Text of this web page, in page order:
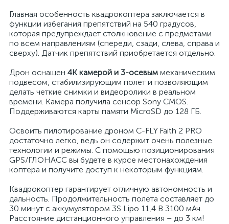
Главная особенность квадрокоптера заключается в
функции избегания препятствий на 540 градусов,
которая предупреждает столкновение с предметами
по всем направлениям (спереди, сзади, слева, справа и
сверху). Датчик препятствий приобретается отдельно.
Дрон оснащен 4K камерой и 3-осевым механическим
подвесом, стабилизирующим полет и позволяющим
делать четкие снимки и видеоролики в реальном
времени. Камера получила сенсор Sony CMOS.
Поддерживаются карты памяти MicroSD до 128 ГБ.
Освоить пилотирование дроном C-FLY Faith 2 PRO
достаточно легко, ведь он содержит очень полезные
технологии и режимы. С помощью позиционирования
GPS/ГЛОНАСС вы будете в курсе местонахождения
коптера и получите доступ к некоторым функциям.
Квадрокоптер гарантирует отличную автономность и
дальность. Продолжительность полета составляет до
30 минут с аккумулятором 3S Lipo 11,4 В 3100 мАч.
Расстояние дистанционного управления – до 3 км!